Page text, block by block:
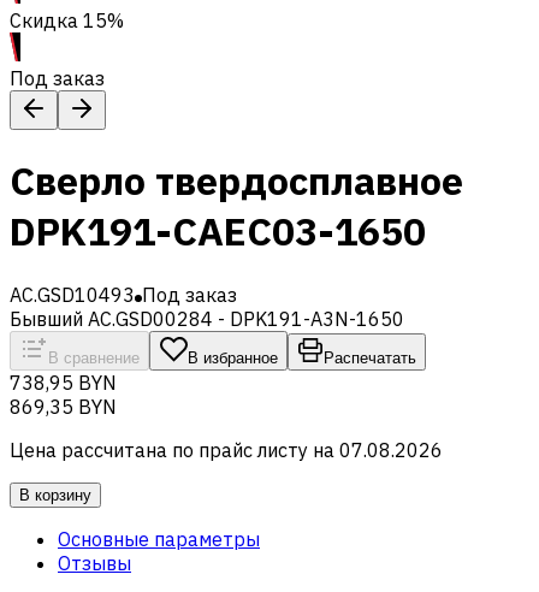
Скидка 15%
Под заказ
Сверло твердосплавное
DPK191-CAEC03-1650
AC.GSD10493 Под заказ
Бывший AC.GSD00284 - DPK191-A3N-1650
В сравнение В избранное Распечатать
738,95 BYN
869,35 BYN
Цена рассчитана по прайс листу на 07.08.2026
В корзину
Основные параметры
Отзывы